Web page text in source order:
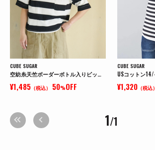
CUBE SUGAR
空紡糸天竺ボーダーボトル入りビッグTシャツ
¥1,485 （税込） 50%OFF
CUBE SUGAR
¥1,320（税込）
1/1